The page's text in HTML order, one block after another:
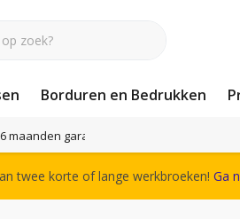
Borduren en Bedrukken
maanden garantie Het complete
twee korte of lange werkbroeken! Ga